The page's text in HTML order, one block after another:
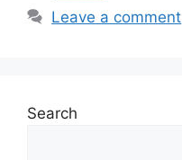
Leave a comment
Search